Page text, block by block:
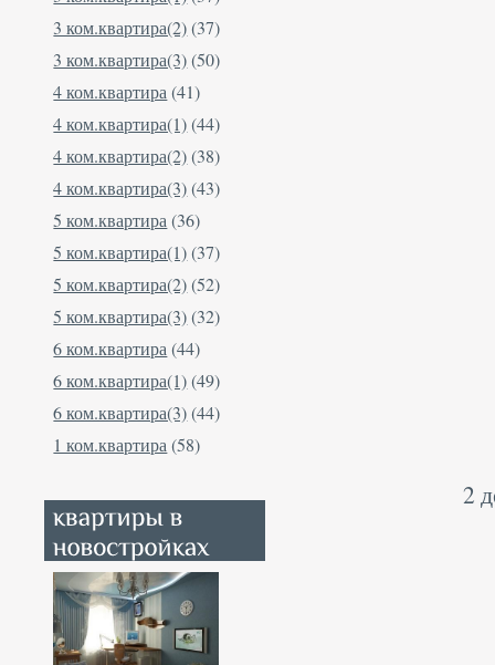
3 ком.квартира(2)(37)
3 ком.квартира(3)(50)
4 ком.квартира (41)
4 ком.квартира(1)(44)
4 ком.квартира(2)(38)
4 ком.квартира(3)(43)
5 ком.квартира (36)
5 ком.квартира(1)(37)
5 ком.квартира(2)(52)
5 ком.квартира(3)(32)
6 ком.квартира (44)
6 ком.квартира(1)(49)
6 ком.квартира(3)(44)
1 ком.квартира (58)
2